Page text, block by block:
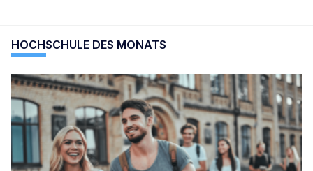
HOCHSCHULE DES MONATS